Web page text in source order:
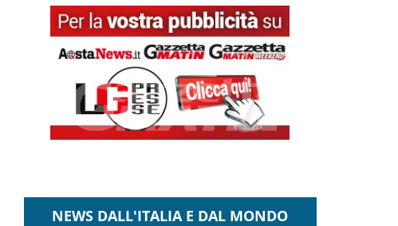
NEWS DALL'ITALIA E DAL MONDO